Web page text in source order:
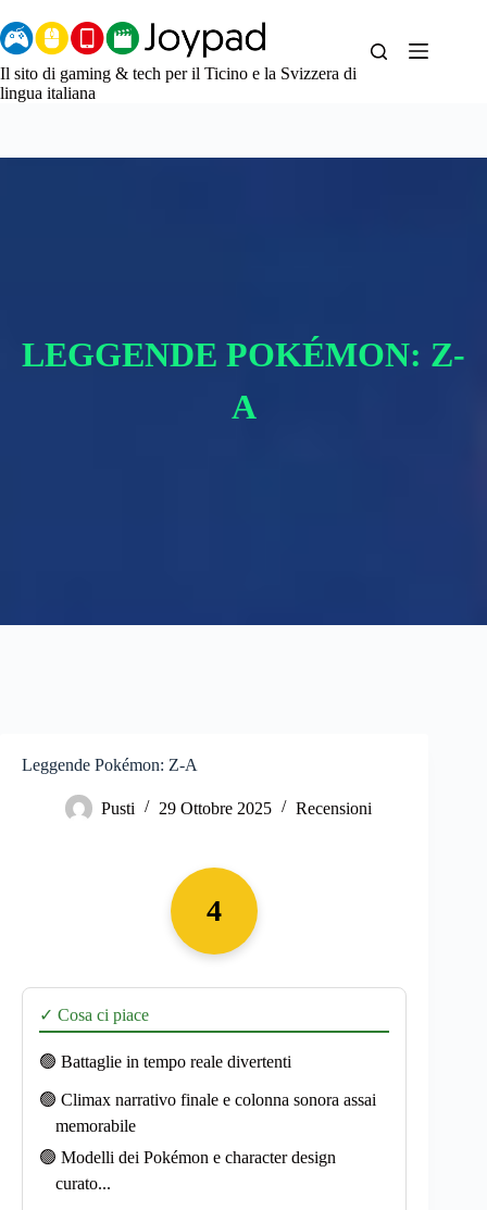
al
contenuto
Il sito di gaming & tech per il Ticino e la Svizzera di
lingua italiana
LEGGENDE POKÉMON: Z-
A
Leggende Pokémon: Z-A
Pusti 29 Ottobre 2025 Recensioni
4
✓ Cosa ci piace
🟢 Battaglie in tempo reale divertenti
🟢 Climax narrativo finale e colonna sonora assai
memorabile
🟢 Modelli dei Pokémon e character design
curato...